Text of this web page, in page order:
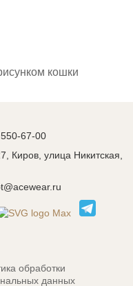
кошки
67-00
Киров, улица Никитская,
обработки
данных